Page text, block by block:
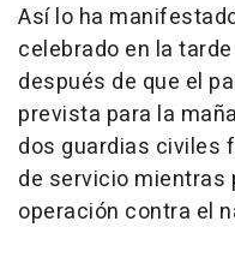
Así lo ha
celebrado en la
después de que el
prevista para la
dos guardias civiles
de servicio mientras
operación contra el